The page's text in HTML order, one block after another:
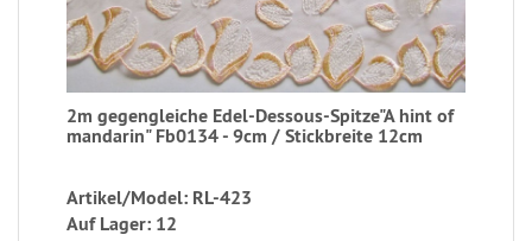
2m gegengleiche Edel-Dessous-Spitze"A hint of
mandarin" Fb0134 - 9cm / Stickbreite 12cm
Artikel/Model: RL-423
Auf Lager: 12